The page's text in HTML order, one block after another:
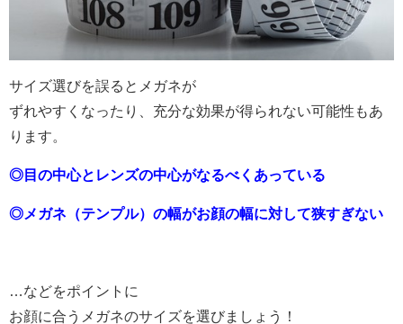
サイズ選びを誤るとメガネが
ずれやすくなったり、充分な効果が得られない可能性もあ
ります。
◎目の中心とレンズの中心がなるべくあっている
◎メガネ（テンプル）の幅がお顔の幅に対して狭すぎない
…などをポイントに
お顔に合うメガネのサイズを選びましょう！